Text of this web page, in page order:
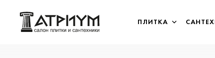
ПЛИТКА